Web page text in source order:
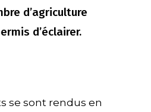
d’agriculture
d’éclairer.
se sont rendus en